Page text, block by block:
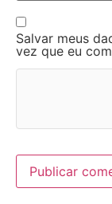
Salvar meus
vez que eu